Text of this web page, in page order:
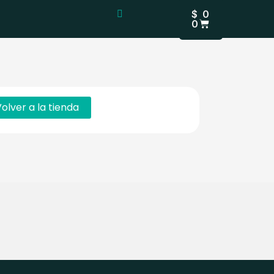
$ 0
0
a la tienda